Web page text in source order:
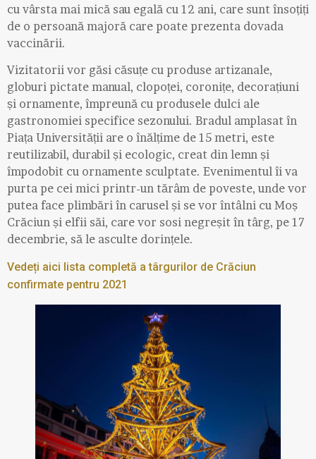
cu vârsta mai mică sau egală cu 12 ani, care sunt însoțiți
de o persoană majoră care poate prezenta dovada
vaccinării.
Vizitatorii vor găsi căsuțe cu produse artizanale,
globuri pictate manual, clopoței, coronițe, decorațiuni
și ornamente, împreună cu produsele dulci ale
gastronomiei specifice sezonului. Bradul amplasat în
Piața Universității are o înălțime de 15 metri, este
reutilizabil, durabil și ecologic, creat din lemn și
împodobit cu ornamente sculptate. Evenimentul îi va
purta pe cei mici printr-un tărâm de poveste, unde vor
putea face plimbări în carusel și se vor întâlni cu Moș
Crăciun și elfii săi, care vor sosi negreșit în târg, pe 17
decembrie, să le asculte dorințele.
Vedeți aici lista completă a târgurilor de Crăciun
confirmate pentru 2021